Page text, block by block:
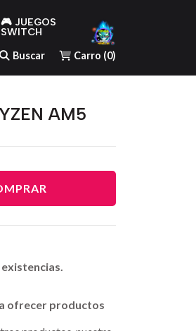
🎮 JUEGOS
SWITCH
Buscar Carro (0)
AM5
ofrecer productos